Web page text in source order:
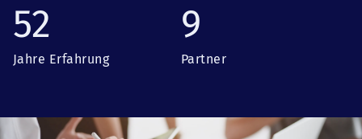
52
Jahre Erfahrung
9
Partner